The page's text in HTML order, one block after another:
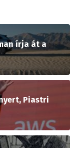
írja át a
Piastri